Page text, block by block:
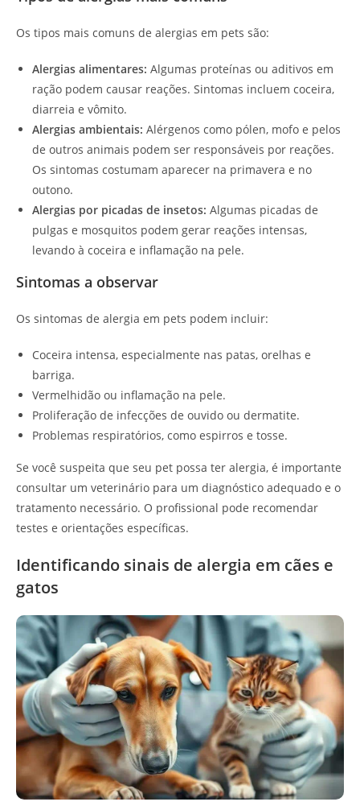
Os tipos mais comuns de alergias em pets são:
Alergias alimentares: Algumas proteínas ou aditivos em
ração podem causar reações. Sintomas incluem coceira,
diarreia e vômito.
Alergias ambientais: Alérgenos como pólen, mofo e pelos
de outros animais podem ser responsáveis por reações.
Os sintomas costumam aparecer na primavera e no
outono.
Alergias por picadas de insetos: Algumas picadas de
pulgas e mosquitos podem gerar reações intensas,
levando à coceira e inflamação na pele.
Sintomas a observar
Os sintomas de alergia em pets podem incluir:
Coceira intensa, especialmente nas patas, orelhas e
barriga.
Vermelhidão ou inflamação na pele.
Proliferação de infecções de ouvido ou dermatite.
Problemas respiratórios, como espirros e tosse.
Se você suspeita que seu pet possa ter alergia, é importante
consultar um veterinário para um diagnóstico adequado e o
tratamento necessário. O profissional pode recomendar
testes e orientações específicas.
Identificando sinais de alergia em cães e
gatos